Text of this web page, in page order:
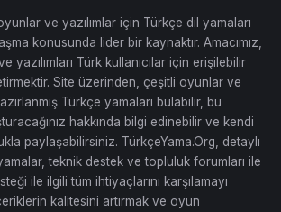
ve yazılımlar için Türkçe dil yamaları
konusunda lider bir kaynaktır. Amacımız,
yazılımları Türk kullanıcılar için erişilebilir
Site üzerinden, çeşitli oyunlar ve
Türkçe yamaları bulabilir, bu
hakkında bilgi edinebilir ve kendi
paylaşabilirsiniz. TürkçeYama.Org, detaylı
teknik destek ve topluluk forumları ile
ile ilgili tüm ihtiyaçlarını karşılamayı
kalitesini artırmak ve oyun